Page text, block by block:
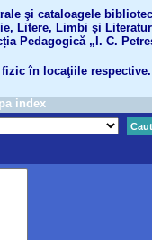
şi cataloagele
Litere, Limbi și
Pedagogică „I. C.
în locaţiile respective.
index